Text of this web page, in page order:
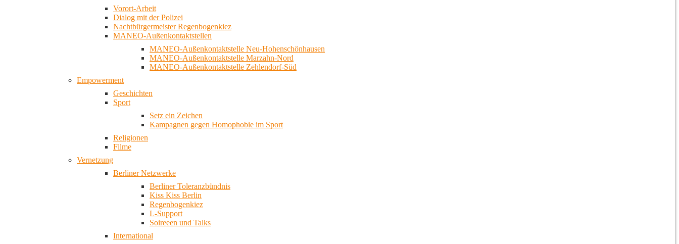
Vorort-Arbeit
Dialog mit der Polizei
Nachtbürgermeister Regenbogenkiez
MANEO-Außenkontaktstellen
MANEO-Außenkontaktstelle Neu-Hohenschönhausen
MANEO-Außenkontaktstelle Marzahn-Nord
MANEO-Außenkontaktstelle Zehlendorf-Süd
Empowerment
Geschichten
Sport
Setz ein Zeichen
Kampagnen gegen Homophobie im Sport
Religionen
Filme
Vernetzung
Berliner Netzwerke
Berliner Toleranzbündnis
Kiss Kiss Berlin
Regenbogenkiez
L-Support
Soireeen und Talks
International